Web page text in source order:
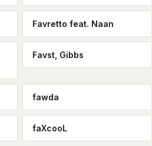
Favretto feat. Naan
Favst, Gibbs
fawda
faXcooL